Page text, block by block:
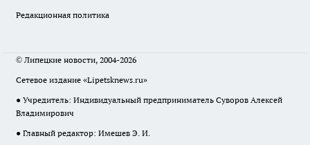
Редакционная политика
© Липецкие новости, 2004-2026
Сетевое издание «Lipetsknews.ru»
● Учредитель: Индивидуальный предприниматель Суворов Алексей
Владимирович
● Главный редактор: Имешев Э. И.